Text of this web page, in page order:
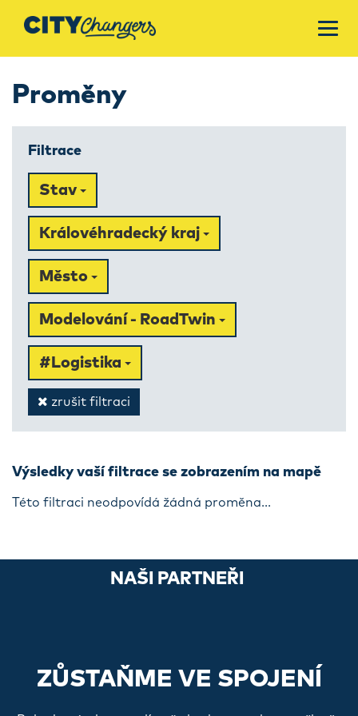
Proměny
Filtrace
Stav
Královéhradecký kraj
Město
Modelování - RoadTwin
#Logistika
zrušit filtraci
Výsledky vaší filtrace se zobrazením na mapě
Této filtraci neodpovídá žádná proměna...
NAŠI PARTNEŘI
ZŮSTAŇME VE SPOJENÍ